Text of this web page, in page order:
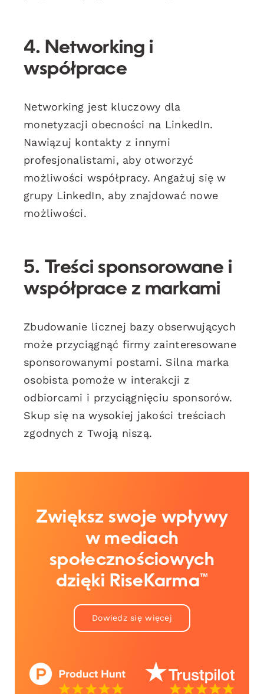
4. Networking i
współprace
Networking jest kluczowy dla
monetyzacji obecności na LinkedIn.
Nawiązuj kontakty z innymi
profesjonalistami, aby otworzyć
możliwości współpracy. Angażuj się w
grupy LinkedIn, aby znajdować nowe
możliwości.
5. Treści sponsorowane i
współprace z markami
Zbudowanie licznej bazy obserwujących
może przyciągnąć firmy zainteresowane
sponsorowanymi postami. Silna marka
osobista pomoże w interakcji z
odbiorcami i przyciągnięciu sponsorów.
Skup się na wysokiej jakości treściach
zgodnych z Twoją niszą.
Zwiększ swoje wpływy
w mediach
społecznościowych
dzięki RiseKarma™
Dowiedz się więcej